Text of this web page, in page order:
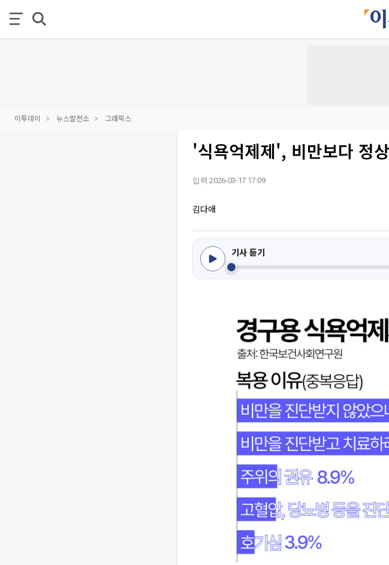
이투데이 뉴스발전소 그래픽스
'식욕억제제', 비만보다 정
입력 2026-03-17 17:09
김다애
기사 듣기